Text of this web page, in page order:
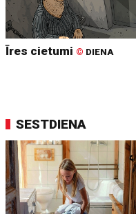
Īres cietumi © DIENA
SESTDIENA